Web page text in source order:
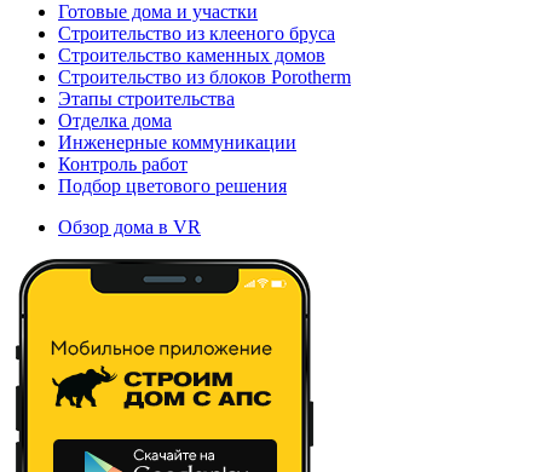
Готовые дома и участки
Строительство из клееного бруса
Строительство каменных домов
Строительство из блоков Porotherm
Этапы строительства
Отделка дома
Инженерные коммуникации
Контроль работ
Подбор цветового решения
Обзор дома в VR